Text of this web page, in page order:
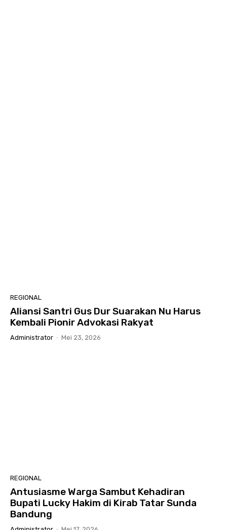
REGIONAL
Aliansi Santri Gus Dur Suarakan Nu Harus
Kembali Pionir Advokasi Rakyat
Administrator - Mei 23, 2026
REGIONAL
Antusiasme Warga Sambut Kehadiran
Bupati Lucky Hakim di Kirab Tatar Sunda
Bandung